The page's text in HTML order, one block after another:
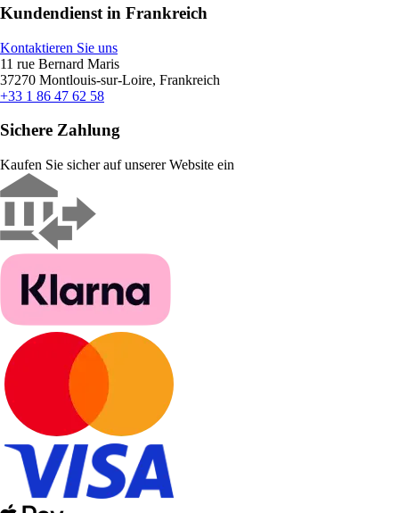
Kundendienst in Frankreich
Kontaktieren Sie uns
11 rue Bernard Maris
37270 Montlouis-sur-Loire, Frankreich
+33 1 86 47 62 58
Sichere Zahlung
Kaufen Sie sicher auf unserer Website ein